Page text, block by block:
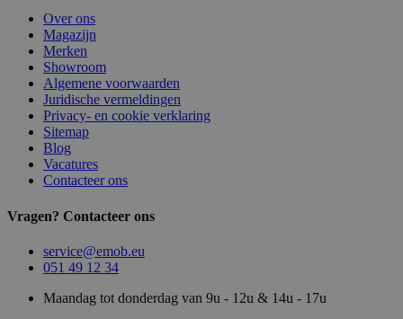
Over ons
Magazijn
Merken
Showroom
Algemene voorwaarden
Juridische vermeldingen
Privacy- en cookie verklaring
Sitemap
Blog
Vacatures
Contacteer ons
Vragen? Contacteer ons
service@emob.eu
051 49 12 34
Maandag tot donderdag van 9u - 12u & 14u - 17u